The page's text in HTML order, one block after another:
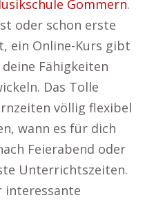
Gommern.
oder schon erste
ein Online-Kurs gibt
Fähigkeiten
Das Tolle
völlig flexibel
wann es für dich
Feierabend oder
Unterrichtszeiten.
interessante